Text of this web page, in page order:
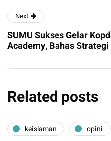
Next
SUMU Sukses Gelar
Academy, Bahas
Related posts
keislaman opini